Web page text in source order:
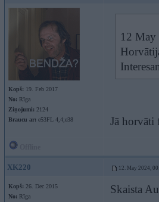
Kopš: 19. Feb 2017
No: Rīga
Ziņojumi: 2124
Braucu ar: e53FL 4,4;e38
12
Jā horvāti
XK220 12. May 2024,
Kopš: 26. Dec 2015
No: Rīga
Skaista